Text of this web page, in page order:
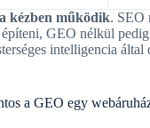
kézben működik. SEO
GEO nélkül
intelligencia által
a GEO egy